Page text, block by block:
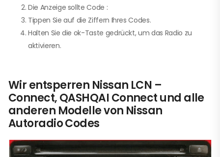
Die Anzeige sollte Code :
Tippen Sie auf die Ziffern Ihres Codes.
Halten Sie die ok-Taste gedrückt, um das Radio zu
aktivieren.
Wir entsperren Nissan LCN –
Connect, QASHQAI Connect und alle
anderen Modelle von Nissan
Autoradio Codes